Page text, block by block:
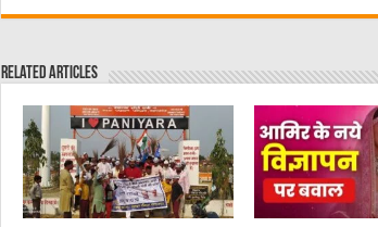
c
e
b
o
o
k
it
r
C
at
ai ss
n
g
er
at
A
p
p
Related Articles